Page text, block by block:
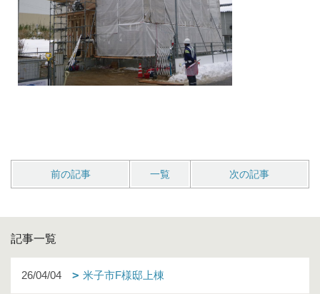
前の記事 一覧 次の記事
記事一覧
26/04/04 米子市F様邸上棟